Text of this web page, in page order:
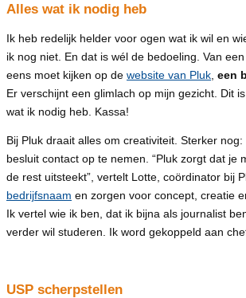
Alles wat ik nodig heb
Ik heb redelijk helder voor ogen wat ik wil en
ik nog niet. En dat is wél de bedoeling. Van
eens moet kijken op de website van Pluk een
Er verschijnt een glimlach op mijn gezicht. Dit
wat ik nodig heb. Kassa!
Bij Pluk draait alles om creativiteit. Sterker nog:
besluit contact op te nemen. “Pluk zorgt dat je
de rest uitsteekt”, vertelt Lotte, coördinator bij
bedrijfsnaam en zorgen voor concept, creatie
Ik vertel wie ik ben, dat ik bijna als journalist
verder wil studeren. Ik word gekoppeld aan
USP scherpstellen